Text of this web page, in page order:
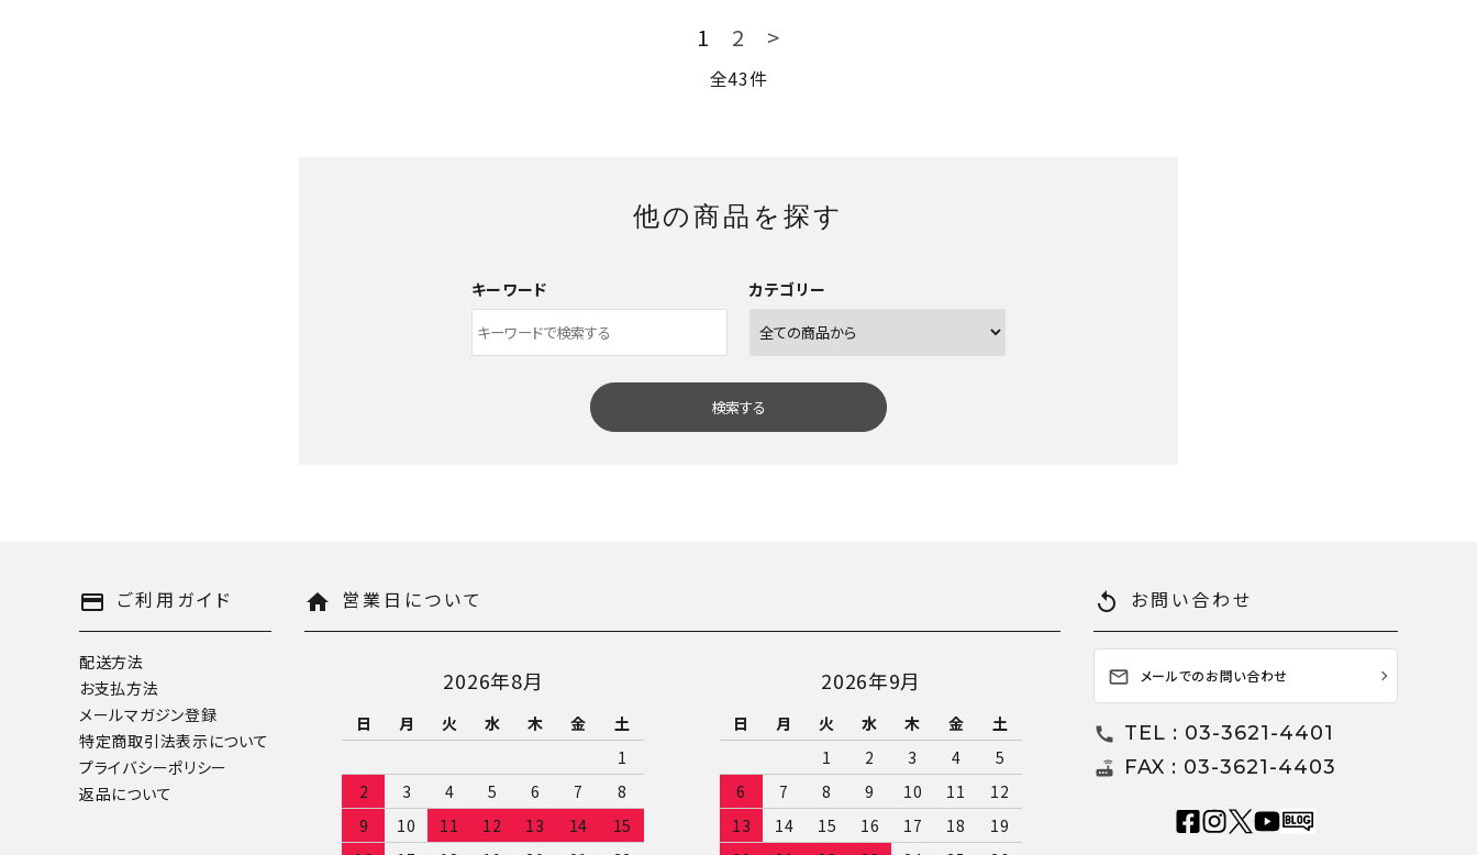
1 2 >
全43件
他の商品を探す
キーワード カテゴリー
検索する
キーワード
カテゴリー
検索する
payment ご利用ガイド
配送方法
お支払方法
メールマガジン登録
特定商取引法表示について
プライバシーポリシー
返品について
home 営業日について
2026年8月
日 月 火 水 木 金
土
1
2
3 4 5 6 7
8
9
10 11 12 13 14
15
2026年9月
日 月 火 水 木 金
土
1
2 3 4
5
6
7 8 9 10 11
12
13
14 15 16 17 18
19
replay お問い合わせ
mail_outline メールでのお問い合わせ
call TEL : 03-3621-4401
router FAX : 03-3621-4403